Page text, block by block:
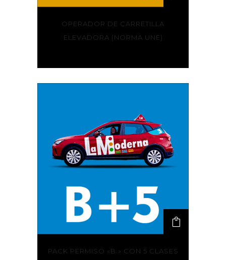
OPERADOR DE CARRETILLA
ELEVADORA (NORMA UNE)
PACK PERMISO «B » CON 5 CLASES